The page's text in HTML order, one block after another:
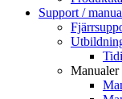
Support /
Manualer